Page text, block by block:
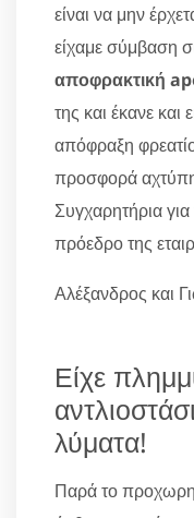
είναι να μην
είχαμε σύμβαση
αποφρακτική
της και έκανε και
απόφραξη
προσφορά
Συγχαρητήρια
πρόεδρο της
Αλέξανδρος και
Είχε
λύματα!
Παρά το